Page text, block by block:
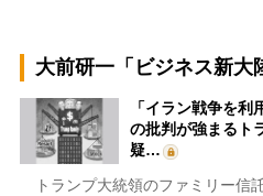
大前研一「ビジネス新大
「イラン戦争を
の批判が強まるト
疑…
トランプ大統領のファミリー信